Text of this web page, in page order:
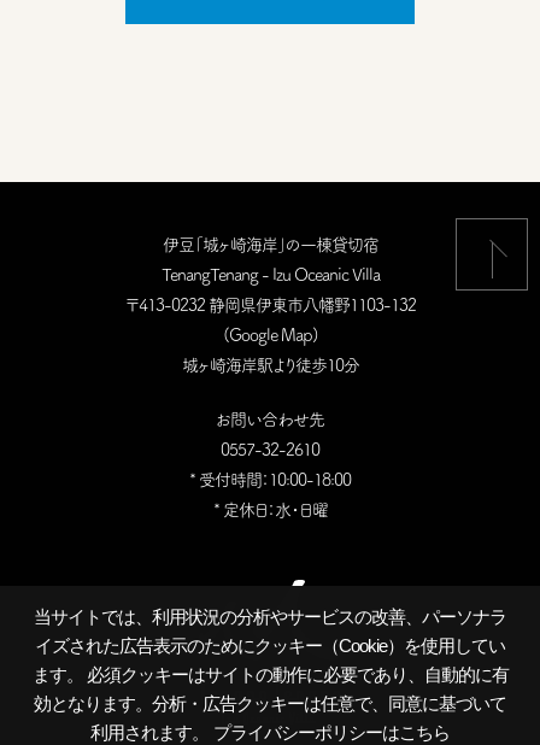
当サイトでは、利用状況の分析やサービスの改善、パーソナラ
イズされた広告表示のためにクッキー（Cookie）を使用してい
ます。 必須クッキーはサイトの動作に必要であり、自動的に有
効となります。分析・広告クッキーは任意で、同意に基づいて
利用されます。
プライバシーポリシーはこちら
伊豆「城ヶ崎海岸」の一棟貸切宿
TenangTenang - Izu Oceanic Villa
〒413-0232 静岡県伊東市八幡野1103-132
(Google Map)
城ヶ崎海岸駅より徒歩10分
お問い合わせ先
0557-32-2610
* 受付時間：10:00-18:00
* 定休日：水・日曜